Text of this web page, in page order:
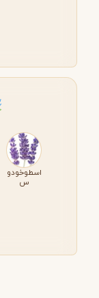
اسطوخودو
س